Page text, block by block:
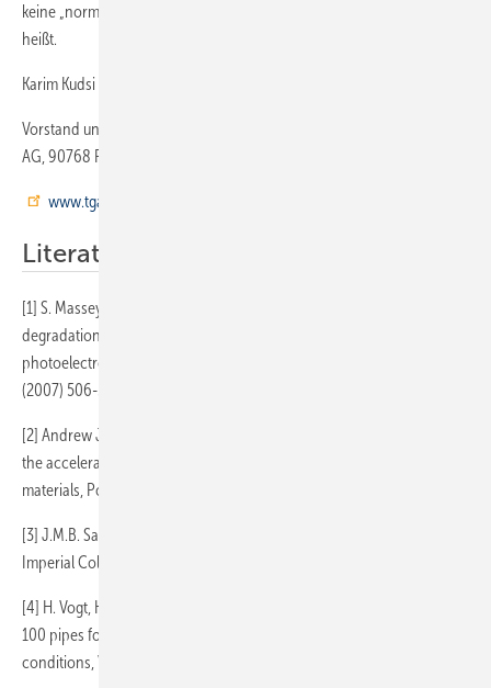
keine „normalen Betriebsbedingungen“ vor, was immer dies auch
heißt.
Karim Kudsi
Vorstand und Leiter der Forschungsgruppe, TGA Rohrinnensanierung
AG, 90768 Fürth
www.tga-rohrinnensanierung.de
Literatur
[1] S. Massey, A. Adnot, A. Rjeb, D. Roy: Action of water in the
degradation of low-density polyethylene studied by X-ray
photoelectron spectroscopy, Express Polymer Letters Vol.1, No.8
(2007) 506-511 DOI: 10.3144/expresspolymlett.2007.72
[2] Andrew J. Whelton, Andrea M. Dietrich: Critical considerations for
the accelerated ageing of high-density polyethylene potable water
materials, Polymer Degradation and Stability 94 (2009) 1163–1175
[3] J.M.B. Sanders: Degradation of Polyethylene Pipes, PhD Thesis,
Imperial College London, Dec. 2010
[4] H. Vogt, H-F. Enderle, U. Schulte, J. Hessel: Thermal ageing of PE
100 pipes for accelerated lifetime prediction under service
conditions, Vortrag Budapest 2008